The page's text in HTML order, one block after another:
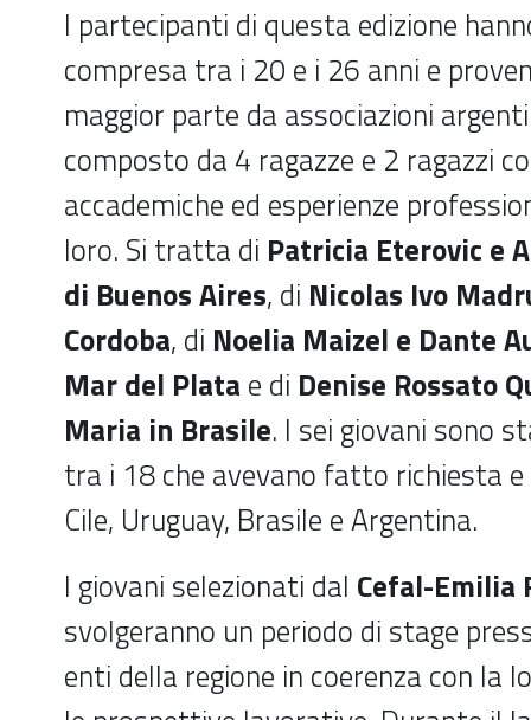
I partecipanti di questa edizione
compresa tra i 20 e i 26 anni e
maggior parte da associazioni
composto da 4 ragazze e 2 ragazzi
accademiche ed esperienze
loro. Si tratta di Patricia Eterovic e
di Buenos Aires, di Nicolas Ivo
Cordoba, di Noelia Maizel e Dante
Mar del Plata e di Denise Rossato
Maria in Brasile. I sei giovani sono
tra i 18 che avevano fatto richiesta
Cile, Uruguay, Brasile e Argentina.
I giovani selezionati dal Cefal-Emilia
svolgeranno un periodo di stage
enti della regione in coerenza con la